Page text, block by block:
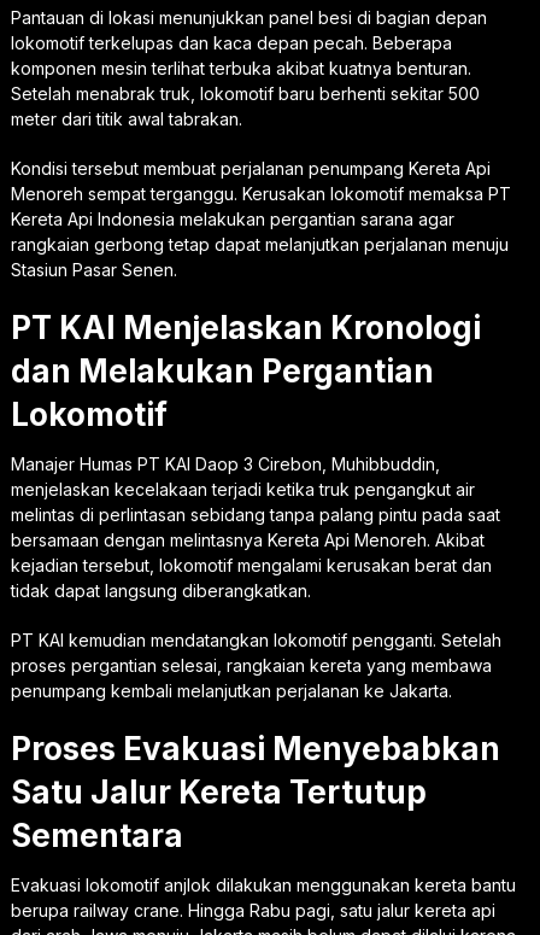
Pantauan di lokasi menunjukkan panel besi di bagian depan
lokomotif terkelupas dan kaca depan pecah. Beberapa
komponen mesin terlihat terbuka akibat kuatnya benturan.
Setelah menabrak truk, lokomotif baru berhenti sekitar 500
meter dari titik awal tabrakan.
Kondisi tersebut membuat perjalanan penumpang Kereta Api
Menoreh sempat terganggu. Kerusakan lokomotif memaksa PT
Kereta Api Indonesia melakukan pergantian sarana agar
rangkaian gerbong tetap dapat melanjutkan perjalanan menuju
Stasiun Pasar Senen.
PT KAI Menjelaskan Kronologi
dan Melakukan Pergantian
Lokomotif
Manajer Humas PT KAI Daop 3 Cirebon, Muhibbuddin,
menjelaskan kecelakaan terjadi ketika truk pengangkut air
melintas di perlintasan sebidang tanpa palang pintu pada saat
bersamaan dengan melintasnya Kereta Api Menoreh. Akibat
kejadian tersebut, lokomotif mengalami kerusakan berat dan
tidak dapat langsung diberangkatkan.
PT KAI kemudian mendatangkan lokomotif pengganti. Setelah
proses pergantian selesai, rangkaian kereta yang membawa
penumpang kembali melanjutkan perjalanan ke Jakarta.
Proses Evakuasi Menyebabkan
Satu Jalur Kereta Tertutup
Sementara
Evakuasi lokomotif anjlok dilakukan menggunakan kereta bantu
berupa railway crane. Hingga Rabu pagi, satu jalur kereta api